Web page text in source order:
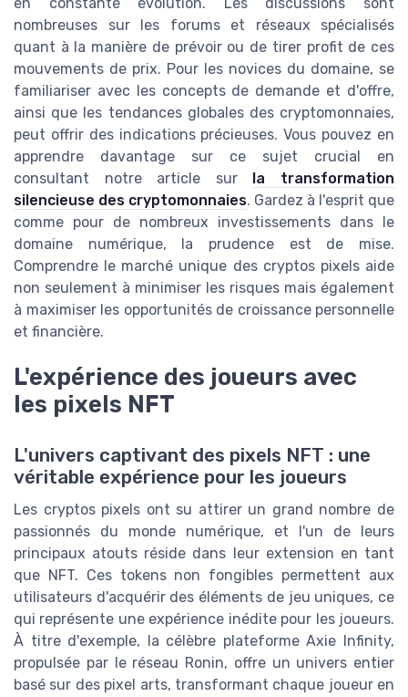
nombreuses sur les forums et réseaux spécialisés
quant à la manière de prévoir ou de tirer profit de ces
mouvements de prix. Pour les novices du domaine, se
familiariser avec les concepts de demande et d'offre,
ainsi que les tendances globales des cryptomonnaies,
peut offrir des indications précieuses. Vous pouvez en
apprendre davantage sur ce sujet crucial en
consultant notre article sur la transformation
silencieuse des cryptomonnaies. Gardez à l'esprit que
comme pour de nombreux investissements dans le
domaine numérique, la prudence est de mise.
Comprendre le marché unique des cryptos pixels aide
non seulement à minimiser les risques mais également
à maximiser les opportunités de croissance personnelle
et financière.
L'expérience des joueurs avec
les pixels NFT
L'univers captivant des pixels NFT : une
véritable expérience pour les joueurs
Les cryptos pixels ont su attirer un grand nombre de
passionnés du monde numérique, et l'un de leurs
principaux atouts réside dans leur extension en tant
que NFT. Ces tokens non fongibles permettent aux
utilisateurs d'acquérir des éléments de jeu uniques, ce
qui représente une expérience inédite pour les joueurs.
À titre d'exemple, la célèbre plateforme Axie Infinity,
propulsée par le réseau Ronin, offre un univers entier
basé sur des pixel arts, transformant chaque joueur en